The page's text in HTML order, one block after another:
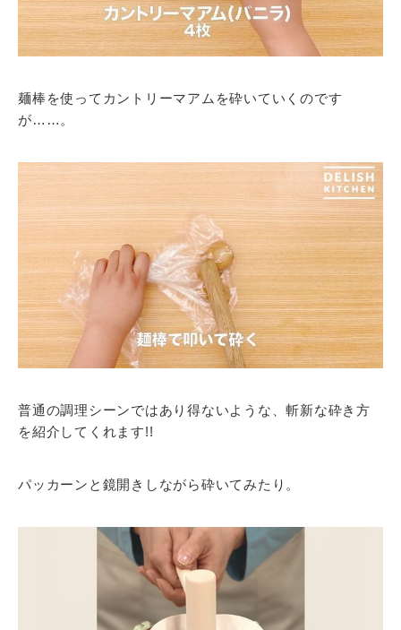
麺棒を使ってカントリーマアムを砕いていくのです
が……。
普通の調理シーンではあり得ないような、斬新な砕き方
を紹介してくれます!!
パッカーンと鏡開きしながら砕いてみたり。